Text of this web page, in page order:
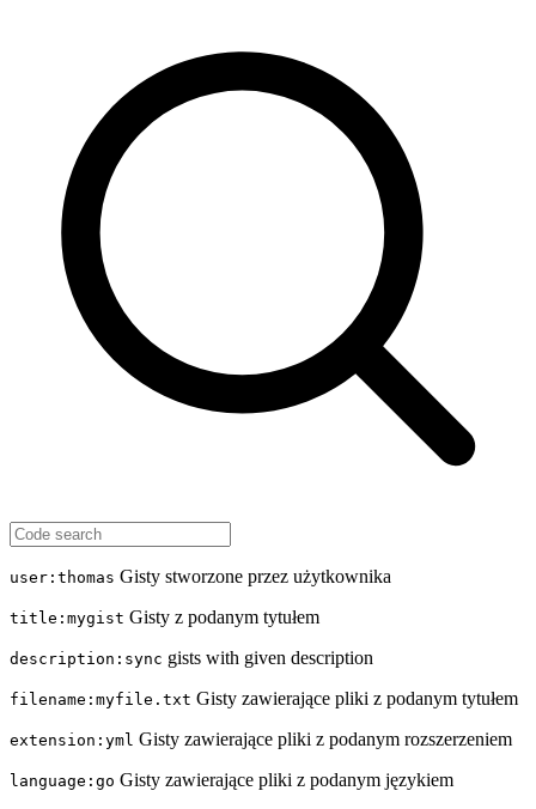
user:thomas Gisty stworzone przez użytkownika
title:mygist Gisty z podanym tytułem
description:sync gists with given description
filename:myfile.txt Gisty zawierające pliki z podanym tytułem
extension:yml Gisty zawierające pliki z podanym rozszerzeniem
language:go Gisty zawierające pliki z podanym językiem